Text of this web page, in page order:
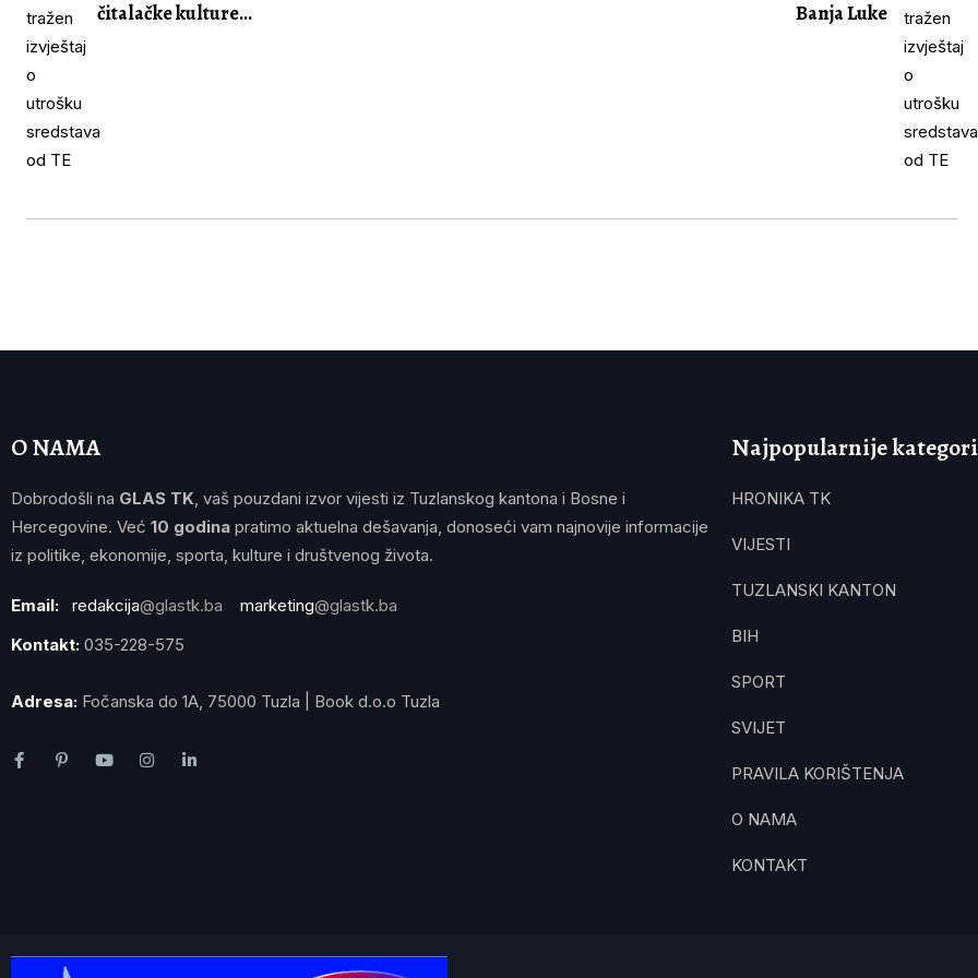
čitalačke kulture... Banja Luke
O NAMA
Dobrodošli na GLAS TK, vaš pouzdani izvor vijesti iz Tuzlanskog kantona i Bosne i
Hercegovine. Već 10 godina pratimo aktuelna dešavanja, donoseći vam najnovije informacije
iz politike, ekonomije, sporta, kulture i društvenog života.
Email: redakcija@glastk.ba marketing@glastk.ba
Kontakt: 035-228-575
Adresa: Fočanska do 1A, 75000 Tuzla | Book d.o.o Tuzla
Najpopularnije
HRONIKA TK
VIJESTI
TUZLANSKI KANTON
BIH
SPORT
SVIJET
PRAVILA KORIŠTENJA
O NAMA
KONTAKT